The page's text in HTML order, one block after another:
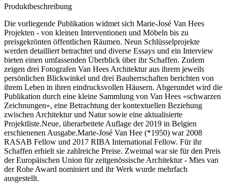
Produktbeschreibung
Die vorliegende Publikation widmet sich Marie-José Van Hees
Projekten - von kleinen Interventionen und Möbeln bis zu
preisgekrönten öffentlichen Räumen. Neun Schlüsselprojekte
werden detailliert betrachtet und diverse Essays und ein Interview
bieten einen umfassenden Überblick über ihr Schaffen. Zudem
zeigen drei Fotografen Van Hees Architektur aus ihrem jeweils
persönlichen Blickwinkel und drei Bauherrschaften berichten von
ihrem Leben in ihren eindrucksvollen Häusern. Abgerundet wird die
Publikation durch eine kleine Sammlung von Van Hees «schwarzen
Zeichnungen», eine Betrachtung der kontextuellen Beziehung
zwischen Architektur und Natur sowie eine aktualisierte
Projektliste.Neue, überarbeitete Auflage der 2019 in Belgien
erschienenen Ausgabe.Marie-José Van Hee (*1950) war 2008
RASAB Fellow und 2017 RIBA International Fellow. Für ihr
Schaffen erhielt sie zahlreiche Preise. Zweimal war sie für den Preis
der Europäischen Union für zeitgenössische Architektur - Mies van
der Rohe Award nominiert und ihr Werk wurde mehrfach
ausgestellt.